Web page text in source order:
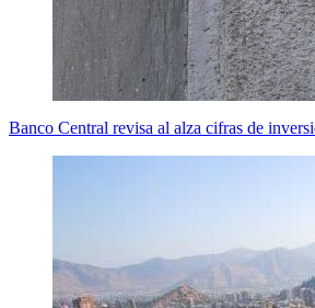
Banco Central revisa al alza cifras de